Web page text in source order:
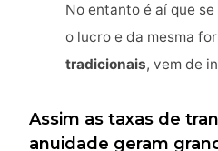
No entanto é aí que
o lucro e da mesma
tradicionais, vem de
Assim as taxas de
anuidade geram